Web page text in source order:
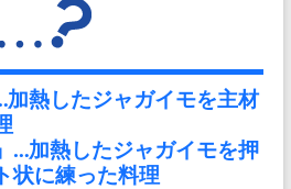
加熱したジャガイモを主材
…加熱したジャガイモを押
状に練った料理